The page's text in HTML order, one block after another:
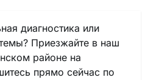
диагностика или
Приезжайте в наш
районе на
прямо сейчас по